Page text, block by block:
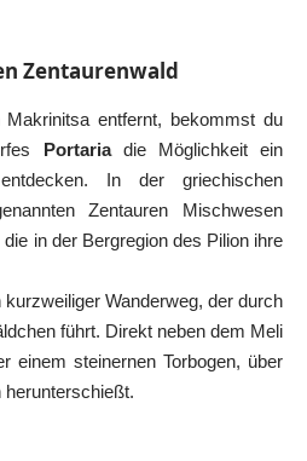
Zentaurenwald
entfernt, bekommst du
Portariadie Möglichkeit ein
In der griechischen
Zentauren Mischwesen
in der Bergregion des Pilion ihre
kurzweiliger Wanderweg, der durch
führt. Direkt neben dem Meli
einem steinernen Torbogen, über